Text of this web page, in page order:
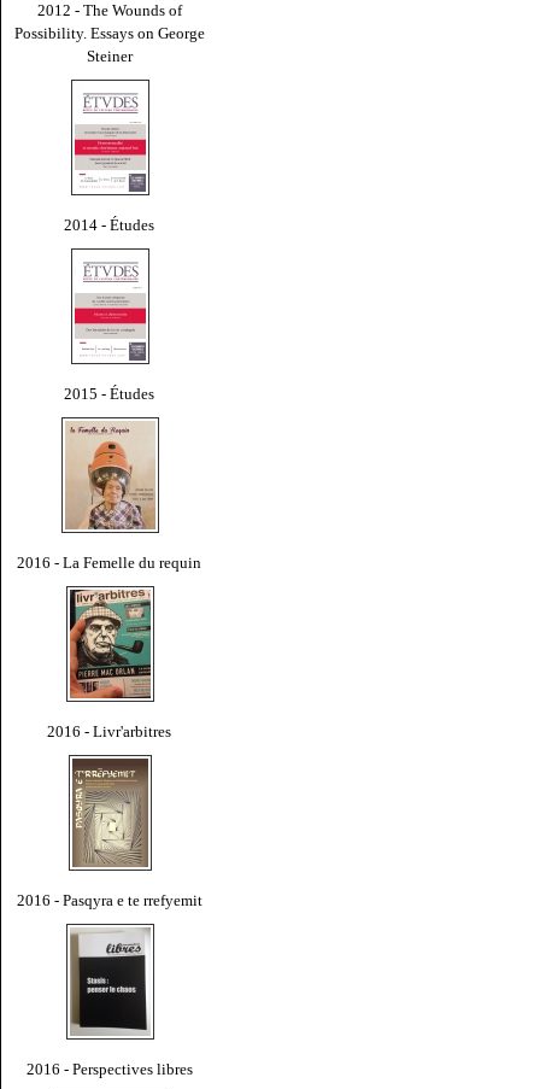
2012 - The Wounds of
Possibility. Essays on George
Steiner
2014 - Études
2015 - Études
2016 - La Femelle du requin
2016 - Livr'arbitres
2016 - Pasqyra e te rrefyemit
2016 - Perspectives libres